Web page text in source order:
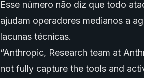
Esse número não diz que todo
ajudam operadores medianos a
lacunas técnicas.
“Anthropic, Research team at
not fully capture the tools and